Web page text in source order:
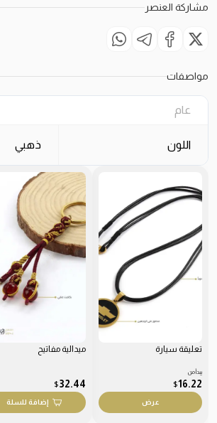
مشاركة العنصر
مواصفات
عام
اللون ذهبي
تعليقة سيارة
يبدأ من
16.22
$
عرض
ميدالية مفاتيح
32.44
$
إضافة للسلة